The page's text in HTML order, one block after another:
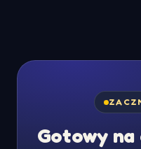
Gotowy na